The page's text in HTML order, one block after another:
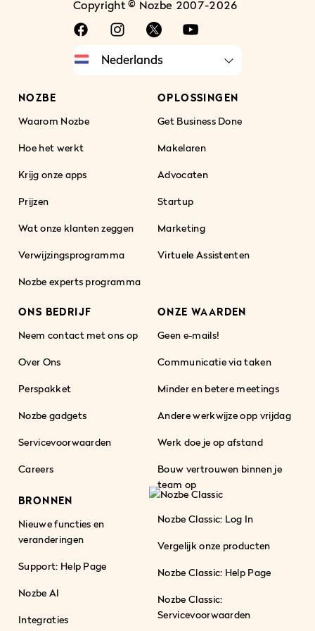
Copyright © Nozbe 2007-2026
NOZBE
Waarom Nozbe
Hoe het werkt
Krijg onze apps
Prijzen
Wat onze klanten zeggen
Verwijzingsprogramma
Nozbe experts programma
OPLOSSINGEN
Get Business Done
Makelaren
Advocaten
Startup
Marketing
Virtuele Assistenten
ONS BEDRIJF
Neem contact met ons op
Over Ons
Perspakket
Nozbe gadgets
Servicevoorwaarden
Careers
ONZE WAARDEN
Geen e-mails!
Communicatie via taken
Minder en betere meetings
Andere werkwijze opp vrijdag
Werk doe je op afstand
Bouw vertrouwen binnen je
team op
BRONNEN
Nieuwe functies en
veranderingen
Support: Help Page
Nozbe AI
Integraties
Nozbe Classic: Log In
Vergelijk onze producten
Nozbe Classic: Help Page
Nozbe Classic:
Servicevoorwaarden